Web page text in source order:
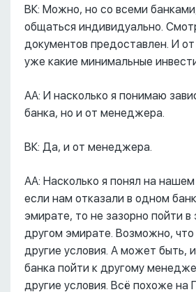
ВК: Можно, но со всеми
общаться индивидуально.
документов предоставлен. И от
уже какие минимальные
АА: И насколько я понимаю
банка, но и от менеджера.
ВК: Да, и от менеджера.
АА: Насколько я понял на нашем
если нам отказали в одном
эмирате, то не зазорно пойти в
другом эмирате. Возможно,
другие условия. А может быть,
банка пойти к другому
другие условия. Всё похоже на